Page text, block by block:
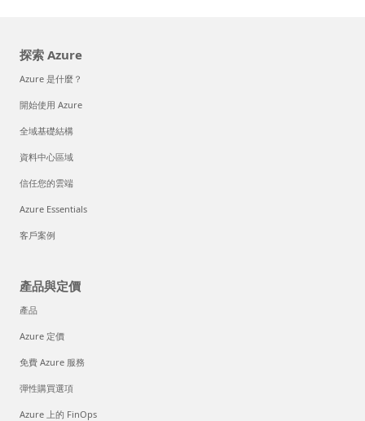
探索 Azure
Azure 是什麼？
開始使用 Azure
全域基礎結構
資料中心區域
信任您的雲端
Azure Essentials
客戶案例
產品與定價
產品
Azure 定價
免費 Azure 服務
彈性購買選項
Azure 上的 FinOps